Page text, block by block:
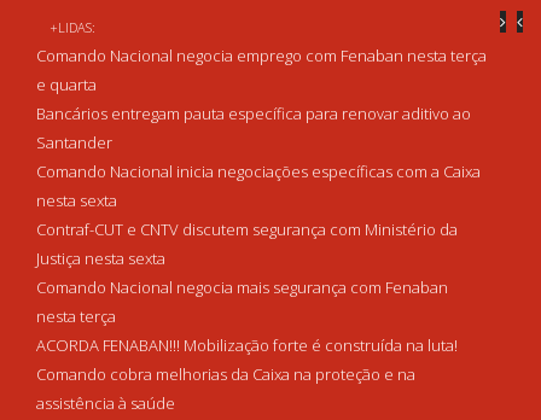
+LIDAS:
Comando Nacional negocia emprego com Fenaban nesta terça
e quarta
Bancários entregam pauta específica para renovar aditivo ao
Santander
Comando Nacional inicia negociações específicas com a Caixa
nesta sexta
Contraf-CUT e CNTV discutem segurança com Ministério da
Justiça nesta sexta
Comando Nacional negocia mais segurança com Fenaban
nesta terça
ACORDA FENABAN!!! Mobilização forte é construída na luta!
Comando cobra melhorias da Caixa na proteção e na
assistência à saúde